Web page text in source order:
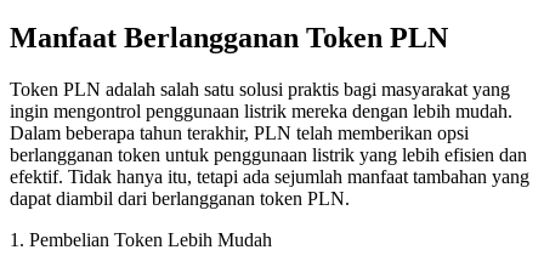
Manfaat Berlangganan Token PLN
Token PLN adalah salah satu solusi praktis bagi masyarakat yang
ingin mengontrol penggunaan listrik mereka dengan lebih mudah.
Dalam beberapa tahun terakhir, PLN telah memberikan opsi
berlangganan token untuk penggunaan listrik yang lebih efisien dan
efektif. Tidak hanya itu, tetapi ada sejumlah manfaat tambahan yang
dapat diambil dari berlangganan token PLN.
1. Pembelian Token Lebih Mudah